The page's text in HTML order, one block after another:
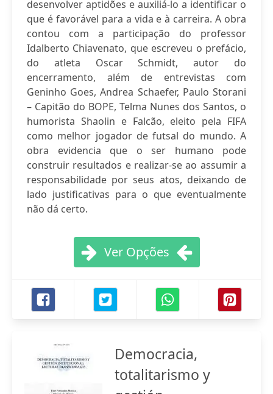
desenvolver aptidões e auxiliá-lo a identificar o
que é favorável para a vida e à carreira. A obra
contou com a participação do professor
Idalberto Chiavenato, que escreveu o prefácio,
do atleta Oscar Schmidt, autor do
encerramento, além de entrevistas com
Geninho Goes, Andrea Schaefer, Paulo Storani
– Capitão do BOPE, Telma Nunes dos Santos, o
humorista Shaolin e Falcão, eleito pela FIFA
como melhor jogador de futsal do mundo. A
obra evidencia que o ser humano pode
construir resultados e realizar-se ao assumir a
responsabilidade por seus atos, deixando de
lado justificativas para o que eventualmente
não dá certo.
Ver Opções
Democracia,
totalitarismo y